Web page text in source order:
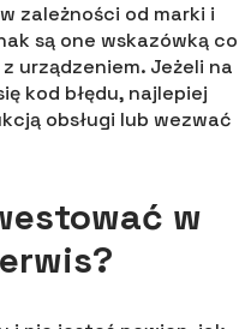
zależności od marki i
są one wskazówką co
urządzeniem. Jeżeli na
kod błędu, najlepiej
obsługi lub wezwać
w